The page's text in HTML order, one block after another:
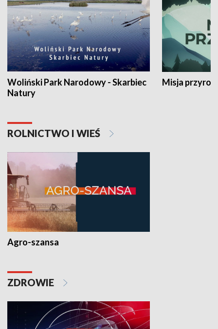
Woliński Park Narodowy - Skarbiec
Natury
Misja
ROLNICTWO I WIEŚ
Agro-szansa
ZDROWIE